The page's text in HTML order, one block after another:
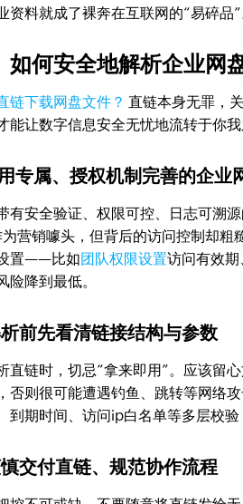
资料就成了裸奔在互联网的“易碎品
如何安全地解析企业网
链下载网盘文件？ 直链本身无罪，
能让数字信息安全无忧地流转于你我
专属、授权机制完善的企业
有安全验证、权限可控、日志可溯
为营销噱头，但背后的访问控制却
置——比如团队权限设置访问有效
险降到最低。
前先看清链接结构与参数
直链时，切忌“拿来即用”。应该留
否则很可能遭遇钓鱼、跳转等网络
到期时间、访问ip白名单等多层校
交付直链、规范协作流程